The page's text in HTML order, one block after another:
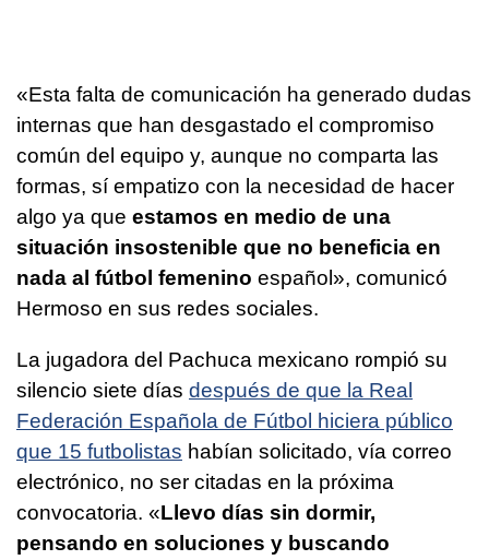
«Esta falta de comunicación ha generado dudas
internas que han desgastado el compromiso
común del equipo y, aunque no comparta las
formas, sí empatizo con la necesidad de hacer
algo ya que estamos en medio de una
situación insostenible que no beneficia en
nada al fútbol femenino español», comunicó
Hermoso en sus redes sociales.
La jugadora del Pachuca mexicano rompió su
silencio siete días después de que la Real
Federación Española de Fútbol hiciera público
que 15 futbolistas habían solicitado, vía correo
electrónico, no ser citadas en la próxima
convocatoria. «Llevo días sin dormir,
pensando en soluciones y buscando